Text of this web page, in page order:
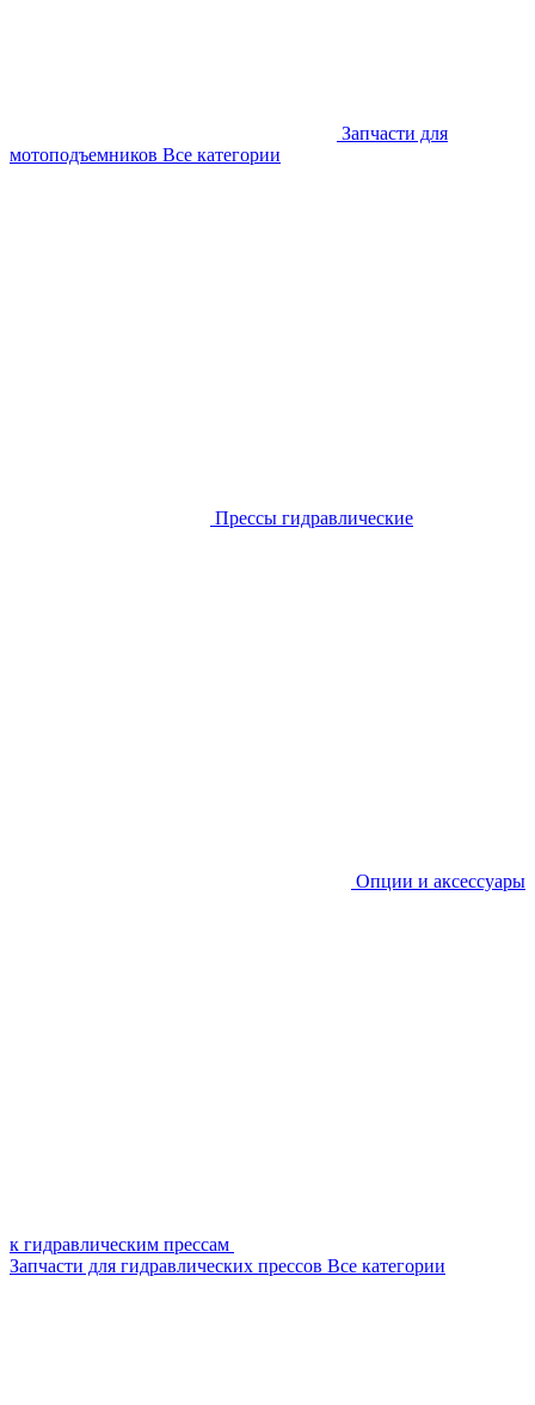
Запчасти для
мотоподъемников Все категории
Прессы гидравлические
Опции и аксессуары
к гидравлическим прессам
Запчасти для гидравлических прессов Все категории